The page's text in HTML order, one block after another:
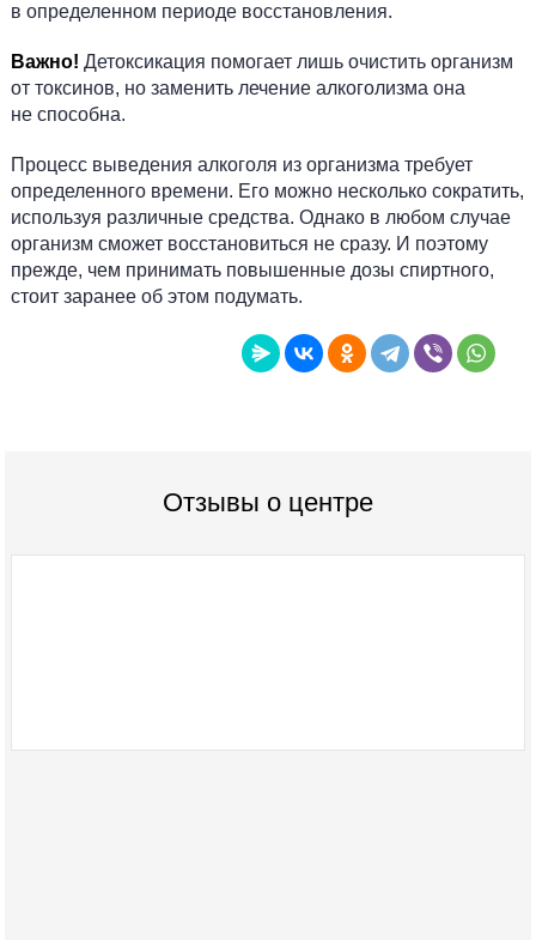
в определенном периоде восстановления.
Важно! Детоксикация помогает лишь очистить организм
от токсинов, но заменить лечение алкоголизма она
не способна.
Процесс выведения алкоголя из организма требует
определенного времени. Его можно несколько сократить,
используя различные средства. Однако в любом случае
организм сможет восстановиться не сразу. И поэтому
прежде, чем принимать повышенные дозы спиртного,
стоит заранее об этом подумать.
Отзывы о центре